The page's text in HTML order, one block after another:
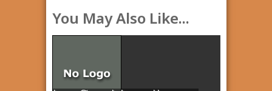
You May Also Like...